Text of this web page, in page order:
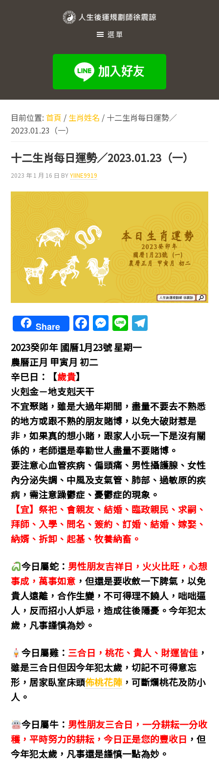
規
師
徐
震
諒
選單
目前位置:首頁 / 生肖姓名 / 十二生肖每日運勢／
2023.01.23（一）
十二生肖每日運勢／2023.01.23（一）
2023 年 1 月 16 日 BYYIINE9919
Share F
a
c
e
b
o
o
k
M
e
ss
g
er
Li
n
e
m
2023癸卯年國曆1月23號 星期一
農曆正月 甲寅月 初二
辛巳日：【歲貴】
火剋金－地支剋天干
不宜聚賭，雖是大過年期間，盡量不要去不熟悉
的地方或跟不熟的朋友賭博，以免大破財惹是
非，如果真的想小賭，跟家人小玩一下是沒有關
係的，老師還是奉勸世人盡量不要賭博。
要注意心血管疾病、偏頭痛、男性攝護腺、女性
內分泌失調、中風及支氣管、肺部、過敏原的疾
病，需注意躁鬱症、憂鬱症的現象。
【宜】祭祀、會親友、結婚、臨政親民、求嗣、
拜師、入學、問名、簽約、訂婚、結婚、嫁娶、
納婿、拆卸、起基、牧養納畜。
今日屬蛇： 男性朋友吉祥日，火火比旺，心想
事成，萬事如意 ，但還是要收斂一下脾氣，以免
貴人遠離，合作生變，不可得理不饒人，咄咄逼
人，反而招小人妒忌，造成往後隱憂。今年犯太
歲，凡事謹慎為妙。
今日屬雞： 三合日，桃花、貴人、財運皆佳，
雖是三合日但因今年犯太歲，切記不可得意忘
形，居家臥室床頭佈桃花陣 ，可斷爛桃花及防小
人。
今日屬牛： 男性朋友三合日，一分耕耘一分收
穫，平時努力的耕耘，今日正是您的豐收日 ，但
今年犯太歲，凡事還是謹慎一點為妙。